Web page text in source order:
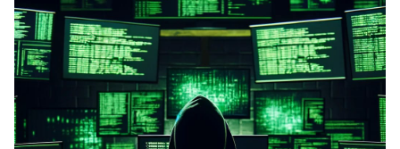
Verwandte Themen